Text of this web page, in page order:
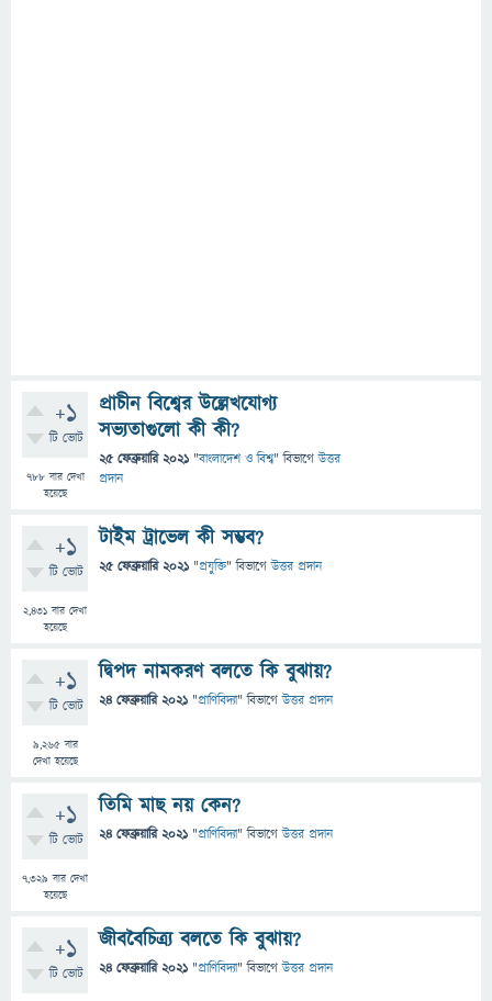
+1
টি ভোট
788বার দেখা
হয়েছে
প্রাচীন বিশ্বের উল্লেখযোগ্য
সভ্যতাগুলো কী কী?
25 ফেব্রুয়ারি 2021 "বাংলাদেশ ও বিশ্ব" বিভাগে উত্তর
প্রদান
+1
টি ভোট
2,431 বার দেখা
হয়েছে
টাইম ট্রাভেল কী সম্ভব?
25 ফেব্রুয়ারি 2021 "প্রযুক্তি" বিভাগে উত্তর প্রদান
+1
টি ভোট
9,265বার
দেখা হয়েছে
দ্বিপদ নামকরণ বলতে কি বুঝায়?
24 ফেব্রুয়ারি 2021 "প্রাণিবিদ্যা" বিভাগে উত্তর প্রদান
+1
টি ভোট
7,329 বার দেখা
হয়েছে
তিমি মাছ নয় কেন?
24 ফেব্রুয়ারি 2021 "প্রাণিবিদ্যা" বিভাগে উত্তর প্রদান
+1
টি ভোট
জীববৈচিত্র্য বলতে কি বুঝায়?
24 ফেব্রুয়ারি 2021 "প্রাণিবিদ্যা" বিভাগে উত্তর প্রদান